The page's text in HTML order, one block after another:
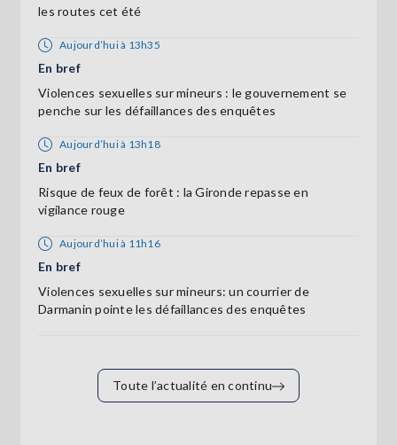
les routes cet été
Aujourd’hui à 13h35
En bref
Violences sexuelles sur mineurs : le gouvernement se
penche sur les défaillances des enquêtes
Aujourd’hui à 13h18
En bref
Risque de feux de forêt : la Gironde repasse en
vigilance rouge
Aujourd’hui à 11h16
En bref
Violences sexuelles sur mineurs: un courrier de
Darmanin pointe les défaillances des enquêtes
Toute l’actualité en continu